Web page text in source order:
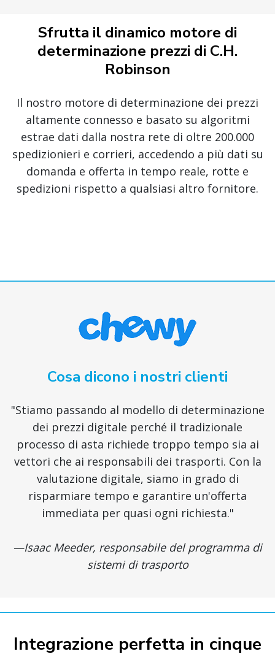
Sfrutta il dinamico motore di
determinazione prezzi di C.H.
Robinson
Il nostro motore di determinazione dei prezzi
altamente connesso e basato su algoritmi
estrae dati dalla nostra rete di oltre 200.000
spedizionieri e corrieri, accedendo a più dati su
domanda e offerta in tempo reale, rotte e
spedizioni rispetto a qualsiasi altro fornitore.
Cosa dicono i nostri clienti
"Stiamo passando al modello di determinazione
dei prezzi digitale perché il tradizionale
processo di asta richiede troppo tempo sia ai
vettori che ai responsabili dei trasporti. Con la
valutazione digitale, siamo in grado di
risparmiare tempo e garantire un'offerta
immediata per quasi ogni richiesta."
—Isaac Meeder, responsabile del programma di
sistemi di trasporto
Integrazione perfetta in cinque